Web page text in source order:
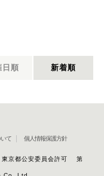
日順 新着順
て 個人情報保護方針
東京都公安委員会許可 第